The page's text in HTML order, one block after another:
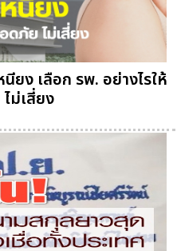
ยง เลือก รพ. อย่างไรให้
ม่เสี่ยง